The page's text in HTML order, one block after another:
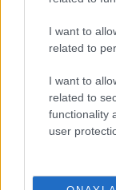
I want to
related to
I want to
related to
functionality
user
Haftanın maçına
dayanarak